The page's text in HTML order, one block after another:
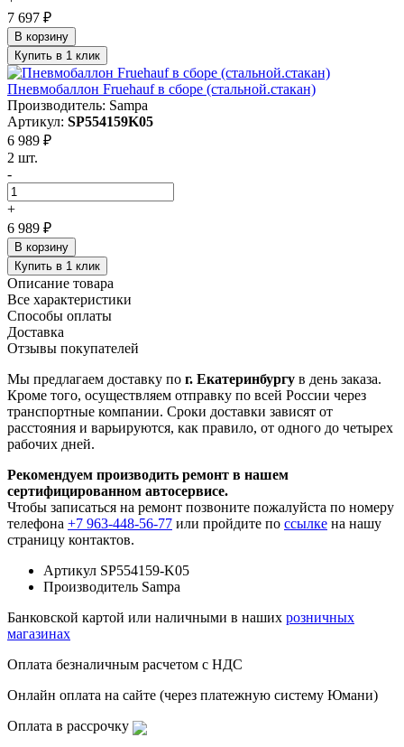
7 697 ₽
В корзину
Купить в 1 клик
Пневмобаллон Fruehauf в сборе (стальной.стакан)
Производитель: Sampa
Артикул: SP554159K05
6 989 ₽
2 шт.
-
+
6 989 ₽
В корзину
Купить в 1 клик
Описание товара
Все характеристики
Способы оплаты
Доставка
Отзывы покупателей
Мы предлагаем доставку по г. Екатеринбургу в день заказа.
Кроме того, осуществляем отправку по всей России через
транспортные компании. Сроки доставки зависят от
расстояния и варьируются, как правило, от одного до четырех
рабочих дней.
Рекомендуем производить ремонт в нашем
сертифицированном автосервисе.
Чтобы записаться на ремонт позвоните пожалуйста по номеру
телефона +7 963-448-56-77 или пройдите по ссылке на нашу
страницу контактов.
Артикул SP554159-K05
Производитель Sampa
Банковской картой или наличными в наших розничных
магазинах
Оплата безналичным расчетом с НДС
Онлайн оплата на сайте (через платежную систему Юмани)
Оплата в рассрочку